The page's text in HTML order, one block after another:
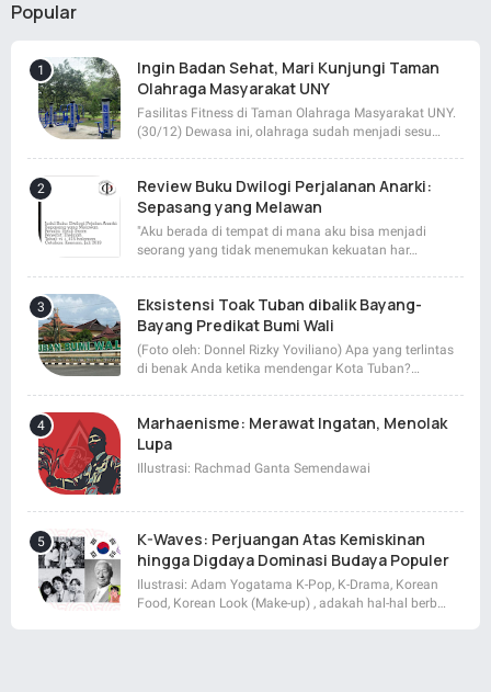
Popular
Ingin Badan Sehat, Mari Kunjungi Taman
Olahraga Masyarakat UNY
Fasilitas Fitness di Taman Olahraga Masyarakat UNY.
(30/12) Dewasa ini, olahraga sudah menjadi sesu…
Review Buku Dwilogi Perjalanan Anarki:
Sepasang yang Melawan
"Aku berada di tempat di mana aku bisa menjadi
seorang yang tidak menemukan kekuatan har…
Eksistensi Toak Tuban dibalik Bayang-
Bayang Predikat Bumi Wali
(Foto oleh: Donnel Rizky Yoviliano) Apa yang terlintas
di benak Anda ketika mendengar Kota Tuban?…
Marhaenisme: Merawat Ingatan, Menolak
Lupa
Illustrasi: Rachmad Ganta Semendawai
K-Waves: Perjuangan Atas Kemiskinan
hingga Digdaya Dominasi Budaya Populer
Ilustrasi: Adam Yogatama K-Pop, K-Drama, Korean
Food, Korean Look (Make-up) , adakah hal-hal berb…